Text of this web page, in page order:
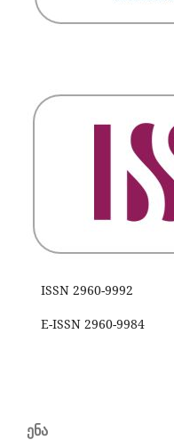
ISSN 2960-9992
E-ISSN 2960-9984
ᲔᲜᲐ